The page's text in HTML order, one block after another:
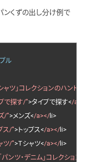
くずの出し分け例で
ル
ャツ」コレクションのハンドル
で探す/">タイプで探す</a></
/">メンズ</a></li>
ス/">トップス</a></li>
ツ/">Tシャツ</a></li>
パンツ・デニム」コレクション